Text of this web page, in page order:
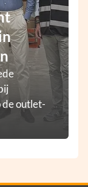
de outlet-